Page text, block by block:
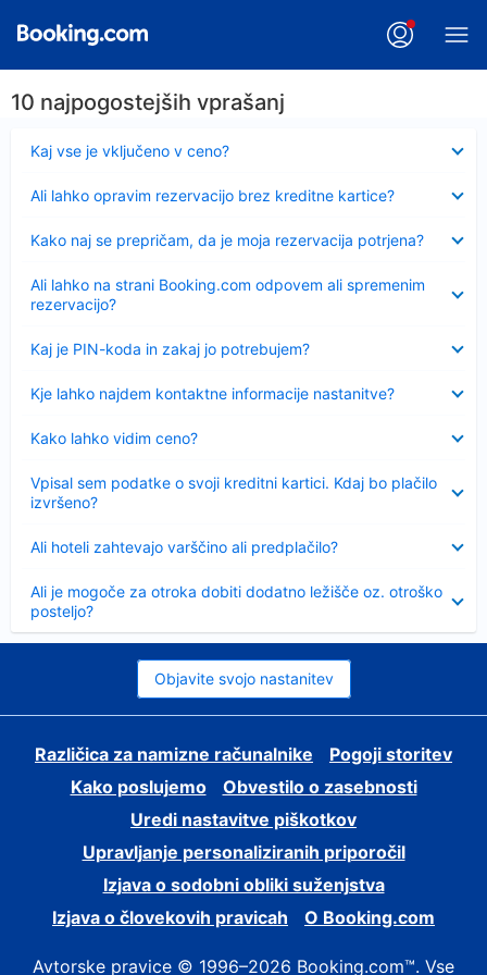
10 najpogostejših vprašanj
Kaj vse je vključeno v ceno?
Ali lahko opravim rezervacijo brez kreditne kartice?
Kako naj se prepričam, da je moja rezervacija potrjena?
Ali lahko na strani Booking.com odpovem ali spremenim
rezervacijo?
Kaj je PIN-koda in zakaj jo potrebujem?
Kje lahko najdem kontaktne informacije nastanitve?
Kako lahko vidim ceno?
Vpisal sem podatke o svoji kreditni kartici. Kdaj bo plačilo
izvršeno?
Ali hoteli zahtevajo varščino ali predplačilo?
Ali je mogoče za otroka dobiti dodatno ležišče oz. otroško
posteljo?
Objavite svojo nastanitev
Različica za namizne računalnike
Pogoji storitev
Kako poslujemo
Obvestilo o zasebnosti
Uredi nastavitve piškotkov
Upravljanje personaliziranih priporočil
Izjava o sodobni obliki suženjstva
Izjava o človekovih pravicah
O Booking.com
Avtorske pravice © 1996–2026 Booking.com™. Vse